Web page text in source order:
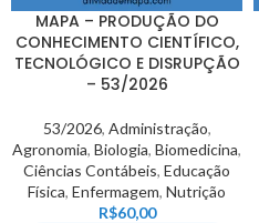
MAPA – PRODUÇÃO DO
CONHECIMENTO CIENTÍFICO,
TECNOLÓGICO E DISRUPÇÃO
– 53/2026
53/2026, Administração,
Agronomia, Biologia, Biomedicina,
Ciências Contábeis, Educação
Física, Enfermagem, Nutrição
R$60,00